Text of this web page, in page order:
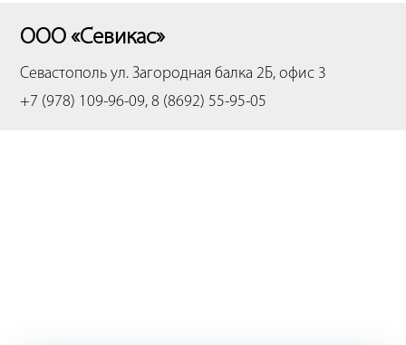
ООО «Севикас»
Севастополь ул. Загородная балка 2Б, офис 3
+7 (978) 109-96-09, 8 (8692) 55-95-05